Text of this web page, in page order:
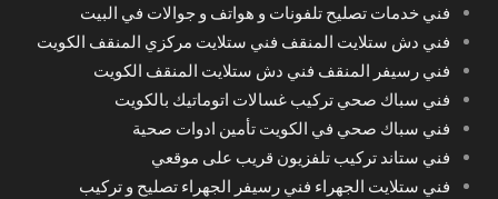
فني خدمات تصليح تلفونات و هواتف و جوالات في البيت
فني دش ستلايت المنقف فني ستلايت مركزي المنقف الكويت
فني رسيفر المنقف فني دش ستلايت المنقف الكويت
فني سباك صحي تركيب غسالات اتوماتيك بالكويت
فني سباك صحي في الكويت تأمين ادوات صحية
فني ستاند تركيب تلفزيون قريب على موقعي
فني ستلايت الجهراء فني رسيفر الجهراء تصليح و تركيب